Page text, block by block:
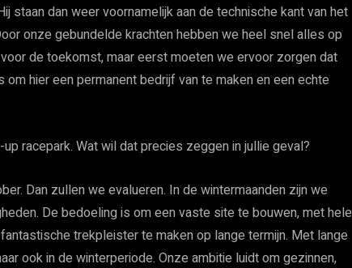
staan dan weer voornamelijk aan de technische kant van het
onze gebundelde krachten hebben we heel snel alles op
de toekomst, maar eerst moeten we ervoor zorgen dat
hier een permanent bedrijf van te maken en een echte
racepark. Wat wil dat precies zeggen in jullie geval?
Dan zullen we evalueren. In de wintermaanden zijn we
De bedoeling is om een vaste site te bouwen, met hele
trekpleister te maken op lange termijn. Met lange
ook in de winterperiode. Onze ambitie luidt om gezinnen,